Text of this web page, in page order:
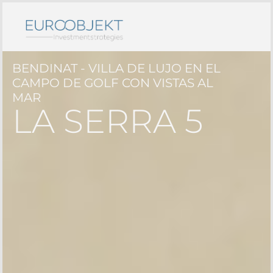
BENDINAT - VILLA DE LUJO EN EL
CAMPO DE GOLF CON VISTAS AL
MAR
LA SERRA 5